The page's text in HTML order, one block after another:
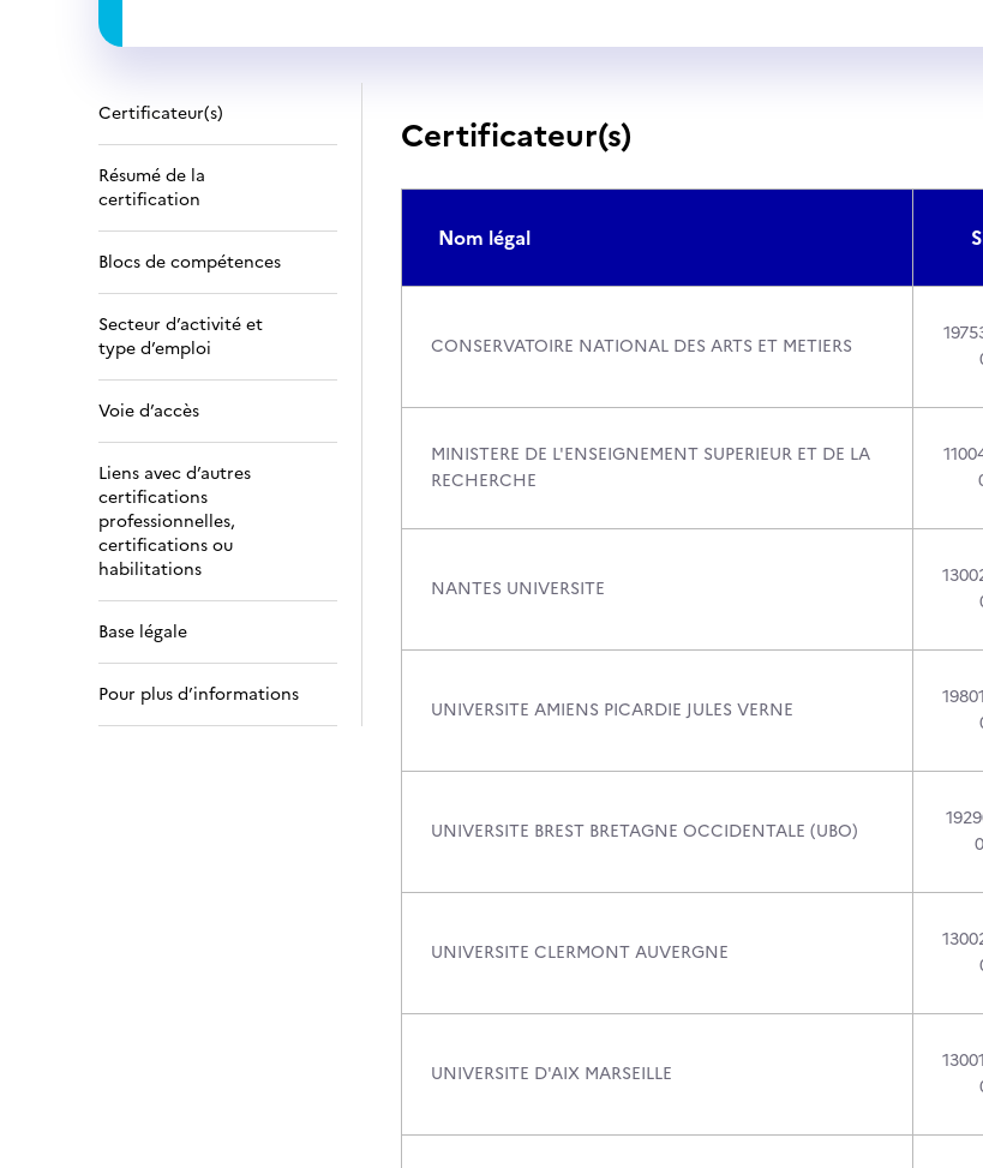
Certificateur(s)
Résumé de la
certification
Blocs de compétences
Secteur d’activité et
type d’emploi
Voie d’accès
Liens avec d’autres
certifications
professionnelles,
certifications ou
habilitations
Base légale
Pour plus d’informations
Certificateur(s)
Nom légal
CONSERVATOIRE NATIONAL DES ARTS ET METIERS
MINISTERE DE L'ENSEIGNEMENT SUPERIEUR ET DE LA
RECHERCHE
NANTES UNIVERSITE
UNIVERSITE AMIENS PICARDIE JULES VERNE
UNIVERSITE BREST BRETAGNE OCCIDENTALE (UBO)
UNIVERSITE CLERMONT AUVERGNE
UNIVERSITE D'AIX MARSEILLE